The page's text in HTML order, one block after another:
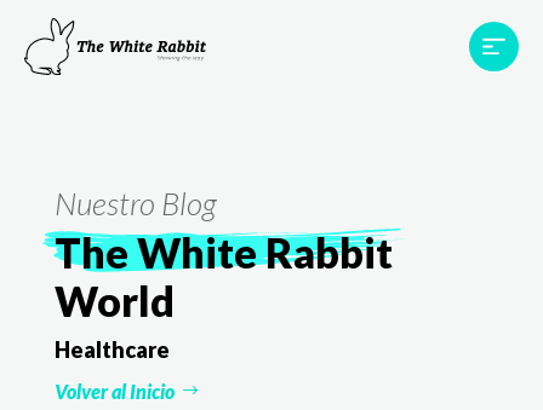
Projectes
Nuestro Blog
The White Rabbit
World
Healthcare
Volver al Inicio